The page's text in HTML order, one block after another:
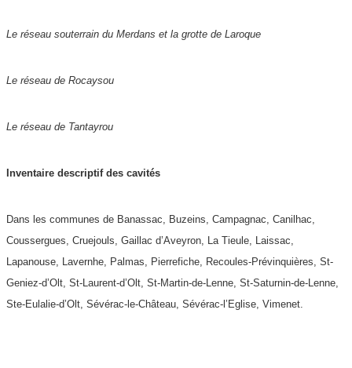
Le réseau souterrain du Merdans et la grotte de Laroque
Le réseau de Rocaysou
Le réseau de Tantayrou
Inventaire descriptif des cavités
Dans les communes de Banassac, Buzeins, Campagnac, Canilhac,
Coussergues, Cruejouls, Gaillac d’Aveyron, La Tieule, Laissac,
Lapanouse, Lavernhe, Palmas, Pierrefiche, Recoules-Prévinquières, St-
Geniez-d’Olt, St-Laurent-d’Olt, St-Martin-de-Lenne, St-Saturnin-de-Lenne,
Ste-Eulalie-d’Olt, Sévérac-le-Château, Sévérac-l’Eglise, Vimenet.